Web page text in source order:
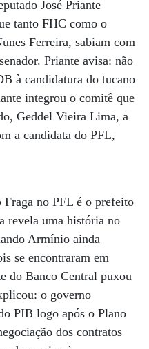
José Priante
tanto FHC como o
Ferreira, sabiam com
Priante avisa: não
à candidatura do tucano
integrou o comitê que
Geddel Vieira Lima, a
a candidata do PFL,
no PFL é o prefeito
revela uma história no
Armínio ainda
se encontraram em
do Banco Central puxou
o governo
PIB logo após o Plano
dos contratos